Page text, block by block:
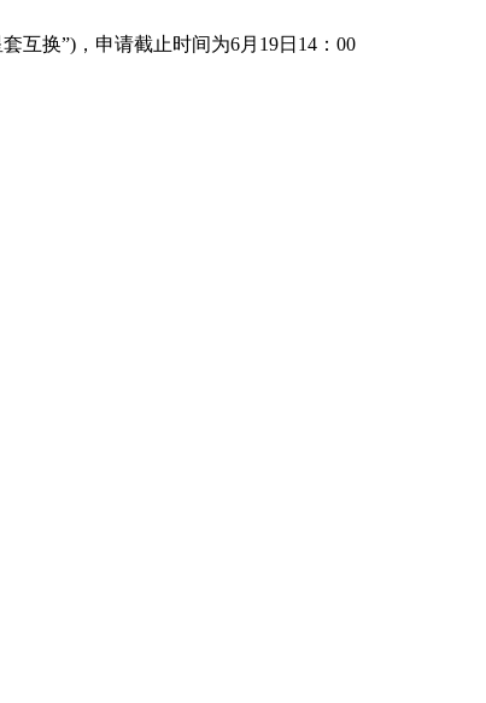
互换”)，申请截止时间为6月19日14：00